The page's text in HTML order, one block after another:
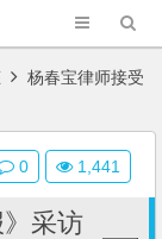
杨春宝律师接受
采访
0 1,441